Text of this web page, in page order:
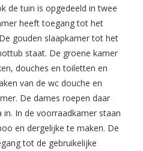
de tuin is opgedeeld in twee
heeft toegang tot het
gouden slaapkamer tot het
staat. De groene kamer
douches en toiletten en
van de wc douche en
De dames roepen daar
In de voorraadkamer staan
en dergelijke te maken. De
tot de gebruikelijke